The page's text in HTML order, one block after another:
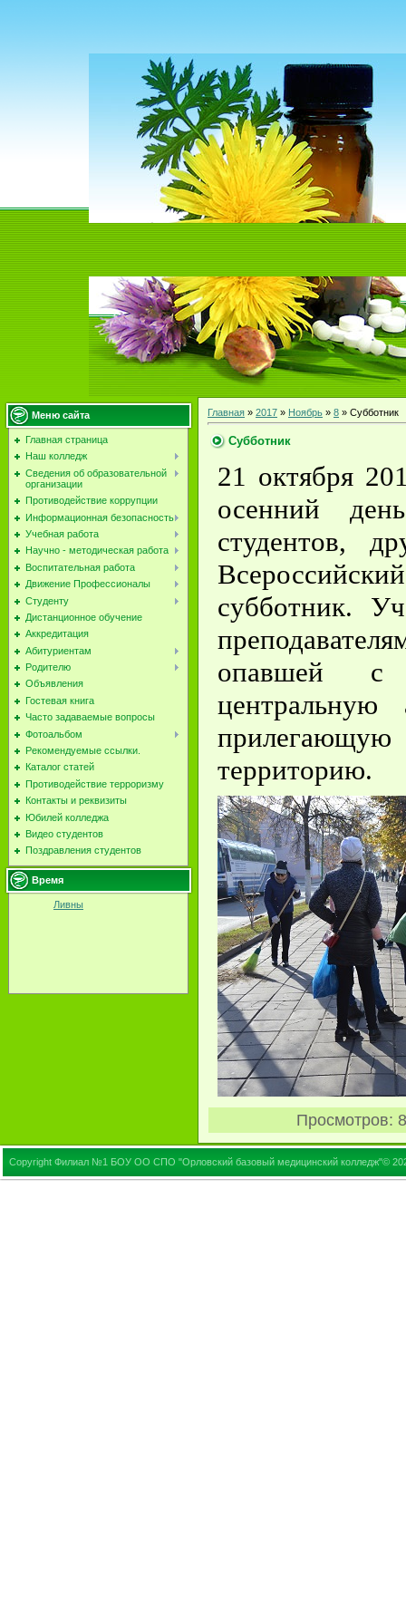
Меню сайта
Главная страница
Наш колледж
Сведения об образовательной
организации
Противодействие коррупции
Информационная безопасность
Учебная работа
Научно - методическая работа
Воспитательная работа
Движение Профессионалы
Студенту
Дистанционное обучение
Аккредитация
Абитуриентам
Родителю
Объявления
Гостевая книга
Часто задаваемые вопросы
Фотоальбом
Рекомендуемые ссылки.
Каталог статей
Противодействие терроризму
Контакты и реквизиты
Юбилей колледжа
Видео студентов
Поздравления студентов
Время
Ливны
Главная » 2017 » Ноябрь » 8 » Субботник
Субботник
21 октября
осенний
студентов,
субботник.
опавшей с
территорию.
Просмотров:
Copyright Филиал №1 БОУ ОО СПО "Орловский базовый медицинский колледж"©